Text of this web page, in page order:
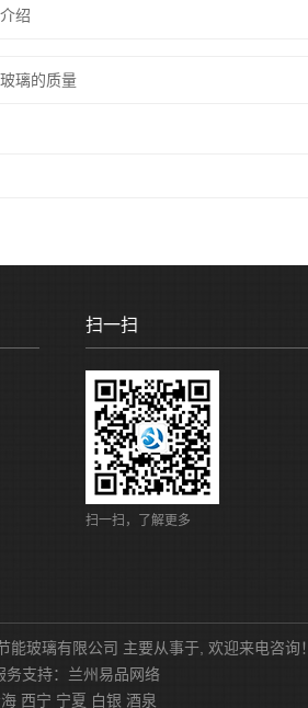
绍
璃的质量
扫一扫
扫一扫，了解更多
玻璃有限公司 主要从事于, 欢迎来电咨询！
务支持： 兰州易品网络
西宁 宁夏 白银 酒泉